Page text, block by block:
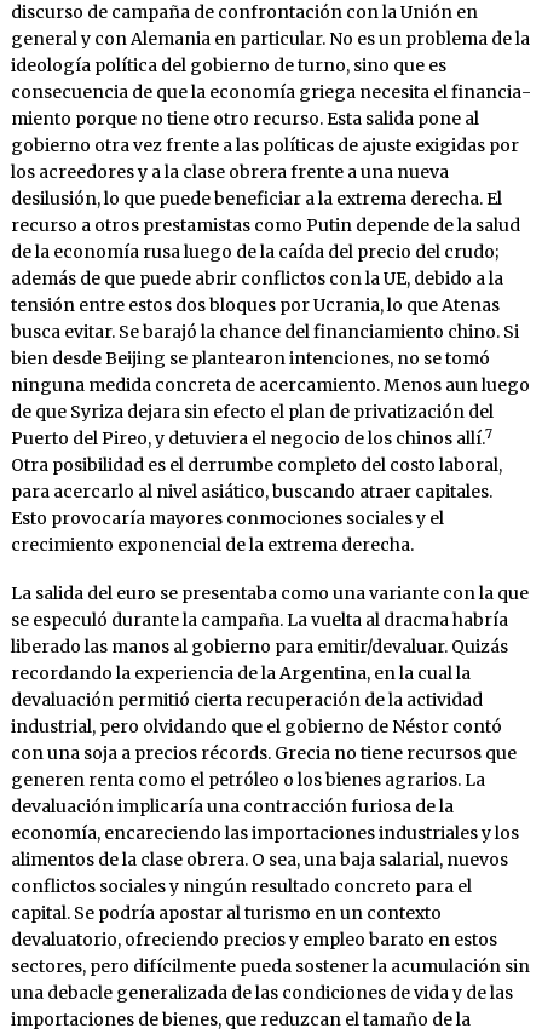
discur­so de campaña de confrontación con la Unión en
general y con Alemania en particular. No es un problema de la
ideología política del go­bierno de turno, sino que es
consecuencia de que la economía griega necesita el financia­
miento porque no tiene otro recurso. Esta sa­lida pone al
gobierno otra vez frente a las po­líticas de ajuste exigidas por
los acreedores y a la clase obrera frente a una nueva
desilusión, lo que puede beneficiar a la extrema derecha. El
recurso a otros prestamistas como Putin de­pende de la salud
de la economía rusa luego de la caída del precio del crudo;
además de que puede abrir conflictos con la UE, debido a la
tensión entre estos dos bloques por Ucrania, lo que Atenas
busca evitar. Se barajó la chance del financiamiento chino. Si
bien desde Beijing se plantearon intenciones, no se tomó
ninguna medida concreta de acercamiento. Menos aun luego
de que Syriza dejara sin efecto el plan de privatización del
Puerto del Pireo, y detuviera el negocio de los chinos allí.7
Otra posibilidad es el derrumbe completo del costo laboral,
para acercarlo al nivel asiático, buscando atraer ca­pitales.
Esto provocaría mayores conmociones sociales y el
crecimiento exponencial de la ex­trema derecha.
La salida del euro se presentaba como una va­riante con la que
se especuló durante la campa­ña. La vuelta al dracma habría
liberado las ma­nos al gobierno para emitir/devaluar. Quizás
recordando la experiencia de la Argentina, en la cual la
devaluación permitió cierta recupe­ración de la actividad
industrial, pero olvidan­do que el gobierno de Néstor contó
con una soja a precios récords. Grecia no tiene recursos que
generen renta como el petróleo o los bienes agrarios. La
devaluación implicaría una con­tracción furiosa de la
economía, encareciendo las importaciones industriales y los
alimentos de la clase obrera. O sea, una baja salarial, nue­vos
conflictos sociales y ningún resultado con­creto para el
capital. Se podría apostar al tu­rismo en un contexto
devaluatorio, ofreciendo precios y empleo barato en estos
sectores, pero difícilmente pueda sostener la acumulación sin
una debacle generalizada de las condiciones de vida y de las
importaciones de bienes, que re­duzcan el tamaño de la